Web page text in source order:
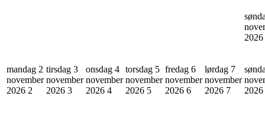
2026
mandag 2
november
2026 2
tirsdag 3
november
2026 3
onsdag 4
november
2026 4
torsdag 5
november
2026 5
fredag 6
november
2026 6
lørdag 7
november
2026 7
2026